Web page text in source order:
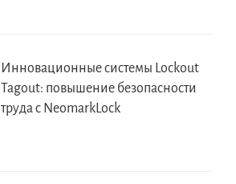
Инновационные системы Lockout
Tagout: повышение безопасности
труда с NeomarkLock